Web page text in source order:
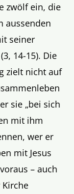
zwölf ein, die
aussenden
seiner
14-15). Die
zielt nicht auf
sie „bei sich
mit ihm
wer er
mit Jesus
– auch